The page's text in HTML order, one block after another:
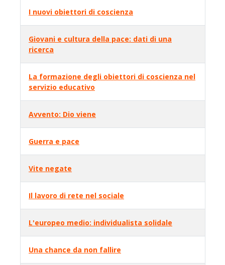
I nuovi obiettori di coscienza
Giovani e cultura della pace: dati di una
ricerca
La formazione degli obiettori di coscienza nel
servizio educativo
Avvento: Dio viene
Guerra e pace
Vite negate
Il lavoro di rete nel sociale
L'europeo medio: individualista solidale
Una chance da non fallire